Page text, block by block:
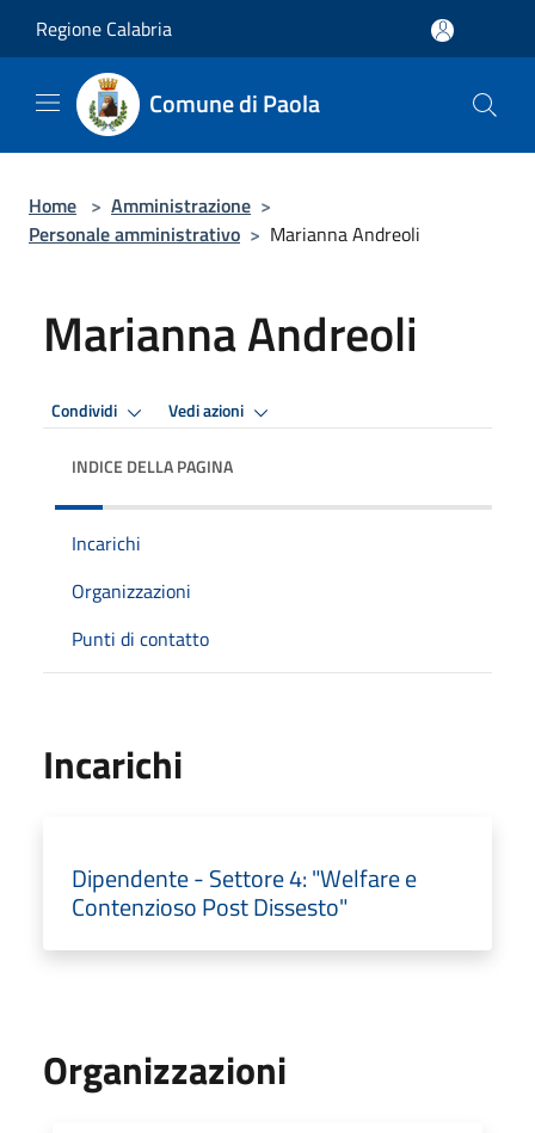
Regione Calabria
Comune di Paola
Home > Amministrazione >
Personale amministrativo > Marianna Andreoli
Marianna Andreoli
Condividi Vedi azioni
INDICE DELLA PAGINA
Incarichi
Organizzazioni
Punti di contatto
Incarichi
Dipendente - Settore 4: "Welfare e
Contenzioso Post Dissesto"
Organizzazioni